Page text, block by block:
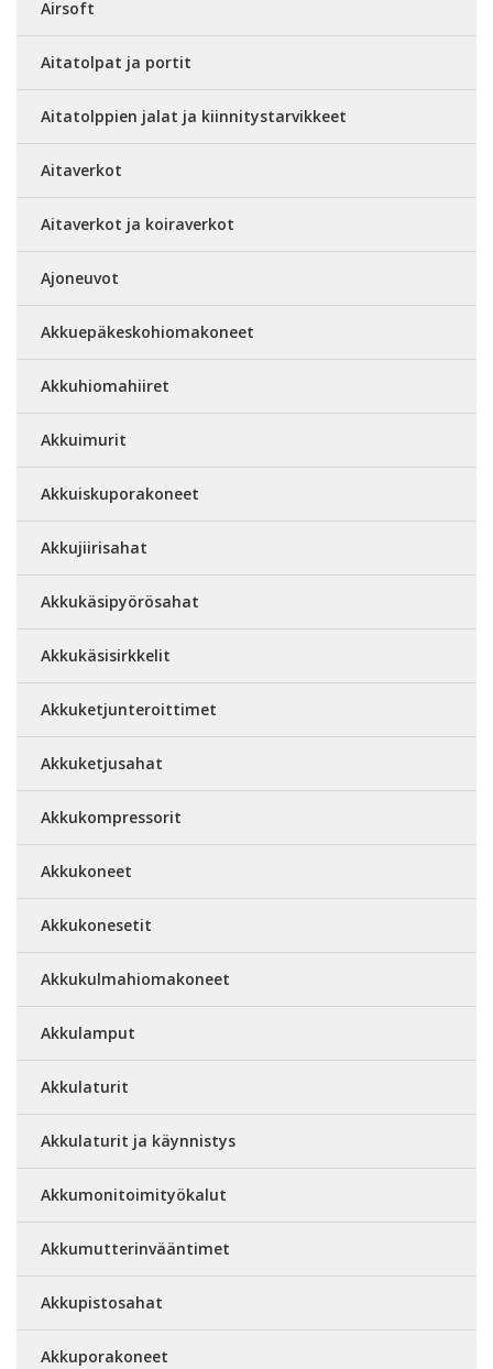
Airsoft
Aitatolpat ja portit
Aitatolppien jalat ja kiinnitystarvikkeet
Aitaverkot
Aitaverkot ja koiraverkot
Ajoneuvot
Akkuepäkeskohiomakoneet
Akkuhiomahiiret
Akkuimurit
Akkuiskuporakoneet
Akkujiirisahat
Akkukäsipyörösahat
Akkukäsisirkkelit
Akkuketjunteroittimet
Akkuketjusahat
Akkukompressorit
Akkukoneet
Akkukonesetit
Akkukulmahiomakoneet
Akkulamput
Akkulaturit
Akkulaturit ja käynnistys
Akkumonitoimityökalut
Akkumutterinvääntimet
Akkupistosahat
Akkuporakoneet